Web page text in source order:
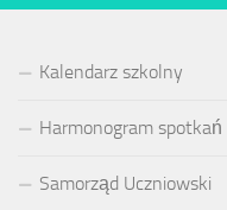
Kalendarz szkolny
Harmonogram spotkań
Samorząd Uczniowski